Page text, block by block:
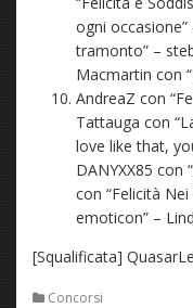
ogni
tramonto” –
Macmartin con
AndreaZ con
Tattauga con
love like that,
DANYXX85 con
con “Felicità
emoticon” –
[Squalificata]
Concorsi